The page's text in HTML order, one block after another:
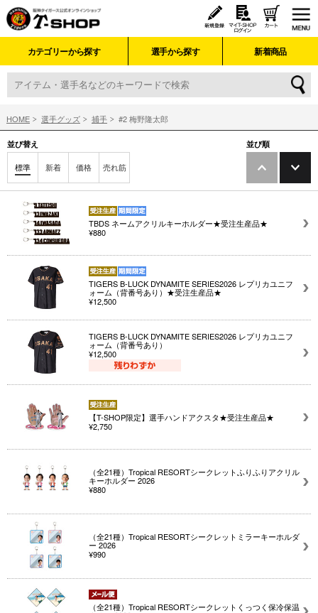
カテゴリーから探す 選手から探す 新着商品
HOME 選手グッズ 捕手 #2 梅野隆太郎
並び替え
標準 新着 価格 売れ筋
並び順
TBDS ネームアクリルキーホルダー★受注生産品★
¥880
TIGERS B-LUCK DYNAMITE SERIES2026 レプリカユニフ
ォーム（背番号あり）★受注生産品★
¥12,500
TIGERS B-LUCK DYNAMITE SERIES2026 レプリカユニフ
ォーム（背番号あり）
¥12,500
【T-SHOP限定】選手ハンドアクスタ★受注生産品★
¥2,750
（全21種）Tropical RESORTシークレットふりふりアクリル
キーホルダー 2026
¥880
（全21種）Tropical RESORTシークレットミラーキーホルダ
ー 2026
¥990
（全21種）Tropical RESORTシークレットくっつく保冷保温